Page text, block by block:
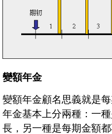
變額年金
變額年金顧名思義就是
年金基本上分兩種：一
長，另一種是每期金額